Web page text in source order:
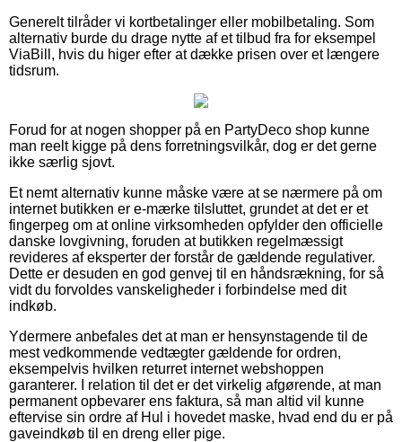
Generelt tilråder vi kortbetalinger eller mobilbetaling. Som
alternativ burde du drage nytte af et tilbud fra for eksempel
ViaBill, hvis du higer efter at dække prisen over et længere
tidsrum.
Forud for at nogen shopper på en PartyDeco shop kunne
man reelt kigge på dens forretningsvilkår, dog er det gerne
ikke særlig sjovt.
Et nemt alternativ kunne måske være at se nærmere på om
internet butikken er e-mærke tilsluttet, grundet at det er et
fingerpeg om at online virksomheden opfylder den officielle
danske lovgivning, foruden at butikken regelmæssigt
revideres af eksperter der forstår de gældende regulativer.
Dette er desuden en god genvej til en håndsrækning, for så
vidt du forvoldes vanskeligheder i forbindelse med dit
indkøb.
Ydermere anbefales det at man er hensynstagende til de
mest vedkommende vedtægter gældende for ordren,
eksempelvis hvilken returret internet webshoppen
garanterer. I relation til det er det virkelig afgørende, at man
permanent opbevarer ens faktura, så man altid vil kunne
eftervise sin ordre af Hul i hovedet maske, hvad end du er på
gaveindkøb til en dreng eller pige.